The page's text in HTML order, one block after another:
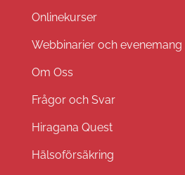
Onlinekurser
Webbinarier och evenemang
Om Oss
Frågor och Svar
Hiragana Quest
Hälsoförsäkring